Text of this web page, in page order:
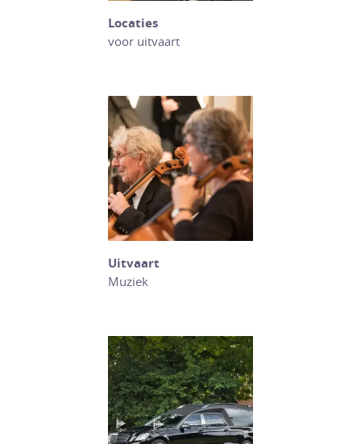
Locaties
voor uitvaart
Uitvaart
Muziek